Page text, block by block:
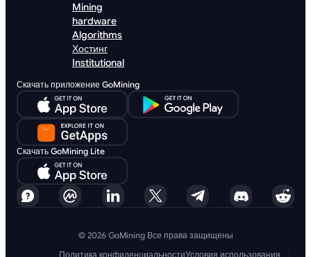
Mining
hardware
Algorithms
Хостинг
Institutional
Скачать приложение GoMining
Скачать GoMining Lite
© 2026 GoMining Все права защищены
Политика конфиденциальностиУсловия использования